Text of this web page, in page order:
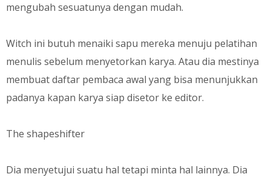
mengubah sesuatunya dengan mudah.
Witch ini butuh menaiki sapu mereka menuju pelatihan
menulis sebelum menyetorkan karya. Atau dia mestinya
membuat daftar pembaca awal yang bisa menunjukkan
padanya kapan karya siap disetor ke editor.
The shapeshifter
Dia menyetujui suatu hal tetapi minta hal lainnya. Dia